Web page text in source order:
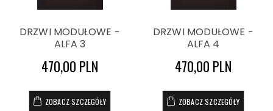
DRZWI MODUŁOWE -
ALFA 3
470,00 PLN
ZOBACZ SZCZEGÓŁY
DRZWI MODUŁOWE -
ALFA 4
470,00 PLN
ZOBACZ SZCZEGÓŁY